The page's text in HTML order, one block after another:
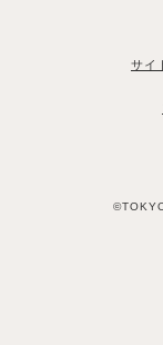
サイ